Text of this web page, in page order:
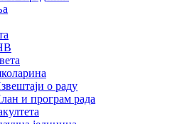
о раду
и програм рада